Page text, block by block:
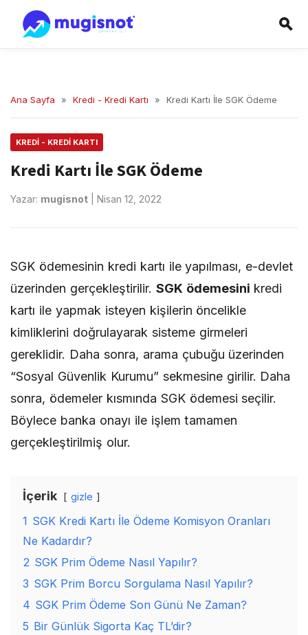
Ana Sayfa » Kredi - Kredi Kartı » Kredi Kartı İle SGK Ödeme
KREDI - KREDI KARTI
Kredi Kartı İle SGK Ödeme
Yazar: mugisnot Nisan 12, 2022
SGK ödemesinin kredi kartı ile yapılması, e-devlet
üzerinden gerçekleştirilir. SGK ödemesini kredi
kartı ile yapmak isteyen kişilerin öncelikle
kimliklerini doğrulayarak sisteme girmeleri
gereklidir. Daha sonra, arama çubuğu üzerinden
“Sosyal Güvenlik Kurumu” sekmesine girilir. Daha
sonra, ödemeler kısmında SGK ödemesi seçilir.
Böylece banka onayı ile işlem tamamen
gerçekleştirilmiş olur.
İçerik gizle
1 SGK Kredi Kartı İle Ödeme Komisyon Oranları
Ne Kadardır?
2 SGK Prim Ödeme Nasıl Yapılır?
3 SGK Prim Borcu Sorgulama Nasıl Yapılır?
4 SGK Prim Ödeme Son Günü Ne Zaman?
5 Bir Günlük Sigorta Kaç TL’dir?